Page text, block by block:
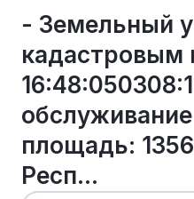
- Земельный
кадастровым
площадь:
Респ...